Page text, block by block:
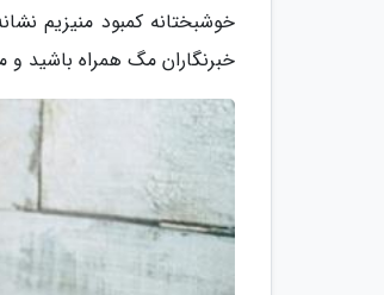
خوشبختانه کمبود منیزیم
خبرنگاران مگ همراه باشید و